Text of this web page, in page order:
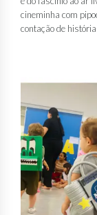
cineminha com
contação de